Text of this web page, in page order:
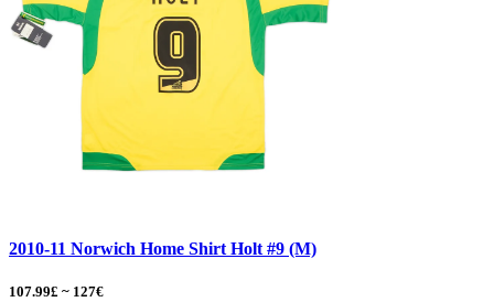
2010-11 Norwich Home Shirt Holt #9 (M)
107.99£ ~ 127€